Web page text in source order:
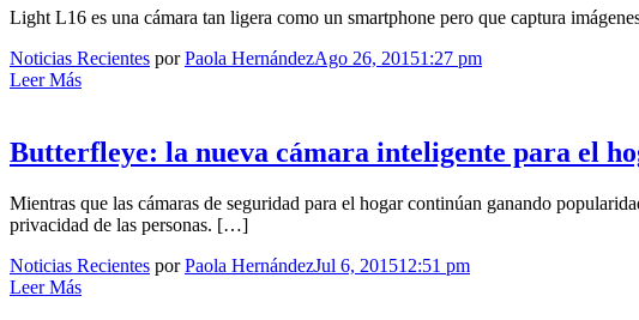
Light L16 es una cámara tan ligera como un smartphone pero que captura
Noticias Recientes porPaola HernándezAgo 26, 20151:27 pm
Leer Más
Butterfleye: la nueva cámara inteligente para el
Mientras que las cámaras de seguridad para el hogar continúan ganando
privacidad de las personas. […]
Noticias Recientes porPaola HernándezJul 6, 201512:51 pm
Leer Más